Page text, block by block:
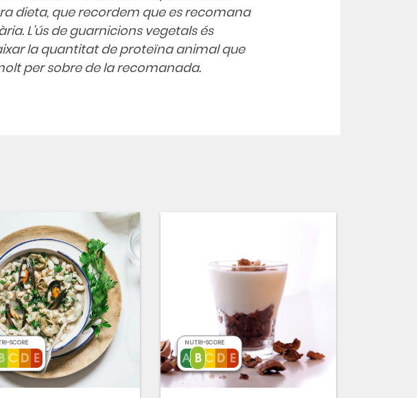
dieta, que recordem que es recomana
L'ús de guarnicions vegetals és
la quantitat de proteïna animal que
per sobre de la recomanada.
SCORE NUTRI-SCORE